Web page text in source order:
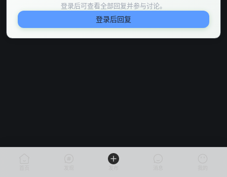
登录后可查看全部回复并参与讨论。
登录后回复